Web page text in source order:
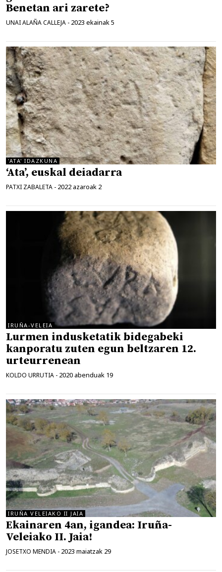
Benetan ari zarete?
UNAI ALAÑA CALLEJA - 2023 ekainak 5
'ATA' IDAZKUNA
‘Ata’, euskal deiadarra
PATXI ZABALETA - 2022 azaroak 2
IRUÑA-VELEIA
Lurmen indusketatik bidegabeki
kanporatu zuten egun beltzaren 12.
urteurrenean
KOLDO URRUTIA - 2020 abenduak 19
IRUÑA VELEIAKO II JAIA
Ekainaren 4an, igandea: Iruña-
Veleiako II. Jaia!
JOSETXO MENDIA - 2023 maiatzak 29